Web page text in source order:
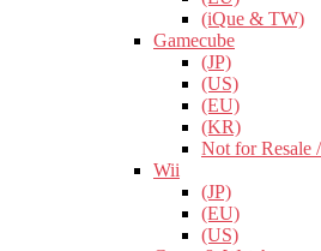
(iQue & TW)
Gamecube
(JP)
(US)
(EU)
(KR)
Not for Resale
Wii
(JP)
(EU)
(US)